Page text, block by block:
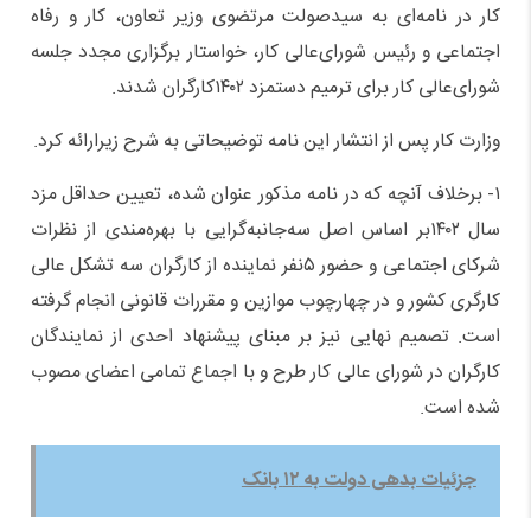
کار در نامه‌ای به سیدصولت مرتضوی وزیر تعاون، کار و رفاه
اجتماعی و رئیس شورای‌عالی کار، خواستار برگزاری مجدد جلسه
شورای‌عالی کار برای ترمیم دستمزد ۱۴۰۲کارگران شدند.
وزارت کار پس از انتشار این نامه توضیحاتی به شرح زیرارائه کرد.
۱- برخلاف آنچه که در نامه مذکور عنوان شده، تعیین حداقل مزد
سال ۱۴۰۲بر اساس اصل سه‌جانبه‌گرایی با بهره‌مندی از نظرات
شرکای اجتماعی و حضور ۵نفر نماینده از کارگران سه تشکل عالی
کارگری کشور و در چهارچوب موازین و مقررات قانونی انجام گرفته
است. تصمیم نهایی نیز بر مبنای پیشنهاد احدی از نمایندگان
کارگران در شورای عالی کار طرح و با اجماع تمامی اعضای مصوب
شده است.
جزئیات بدهی دولت به ۱۲ بانک